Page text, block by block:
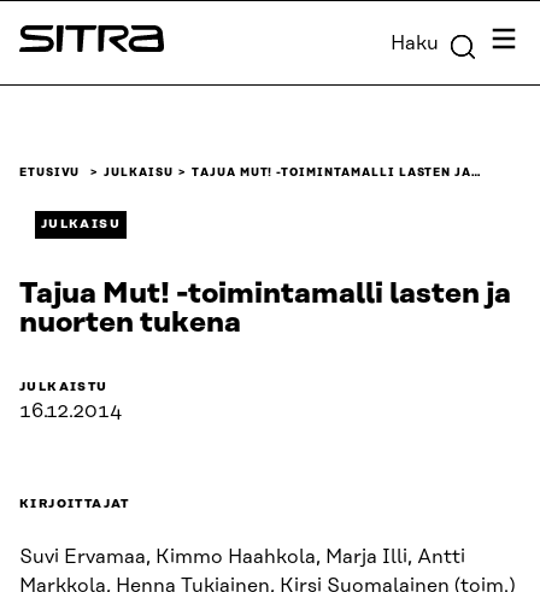
Siirry
suoraan
Sitra Haku
ETUSIVU JULKAISU TAJUA MUT! -TOIMINTAMALLI LASTEN JA…
JULKAISU
Tajua Mut! -toimintamalli lasten ja
nuorten tukena
JULKAISTU
16.12.2014
KIRJOITTAJAT
Suvi Ervamaa, Kimmo Haahkola, Marja Illi, Antti
Markkola, Henna Tukiainen, Kirsi Suomalainen (toim.)